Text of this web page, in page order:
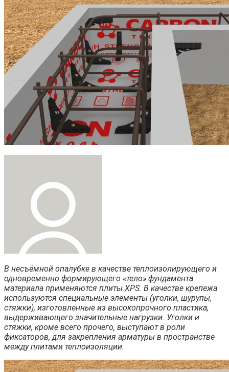
В несъёмной опалубке в качестве теплоизолирующего и
одновременно формирующего «тело» фундамента
материала применяются плиты XPS. В качестве крепежа
используются специальные элементы (уголки, шурупы,
стяжки), изготовленные из высокопрочного пластика,
выдерживающего значительные нагрузки. Уголки и
стяжки, кроме всего прочего, выступают в роли
фиксаторов, для закрепления арматуры в пространстве
между плитами теплоизоляции.